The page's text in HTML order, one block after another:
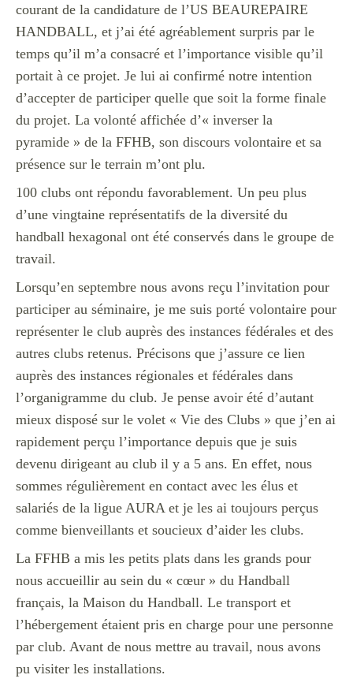
courant de la candidature de l’US BEAUREPAIRE
HANDBALL, et j’ai été agréablement surpris par le
temps qu’il m’a consacré et l’importance visible qu’il
portait à ce projet. Je lui ai confirmé notre intention
d’accepter de participer quelle que soit la forme finale
du projet. La volonté affichée d’« inverser la
pyramide » de la FFHB, son discours volontaire et sa
présence sur le terrain m’ont plu.
100 clubs ont répondu favorablement. Un peu plus
d’une vingtaine représentatifs de la diversité du
handball hexagonal ont été conservés dans le groupe de
travail.
Lorsqu’en septembre nous avons reçu l’invitation pour
participer au séminaire, je me suis porté volontaire pour
représenter le club auprès des instances fédérales et des
autres clubs retenus. Précisons que j’assure ce lien
auprès des instances régionales et fédérales dans
l’organigramme du club. Je pense avoir été d’autant
mieux disposé sur le volet « Vie des Clubs » que j’en ai
rapidement perçu l’importance depuis que je suis
devenu dirigeant au club il y a 5 ans. En effet, nous
sommes régulièrement en contact avec les élus et
salariés de la ligue AURA et je les ai toujours perçus
comme bienveillants et soucieux d’aider les clubs.
La FFHB a mis les petits plats dans les grands pour
nous accueillir au sein du « cœur » du Handball
français, la Maison du Handball. Le transport et
l’hébergement étaient pris en charge pour une personne
par club. Avant de nous mettre au travail, nous avons
pu visiter les installations.